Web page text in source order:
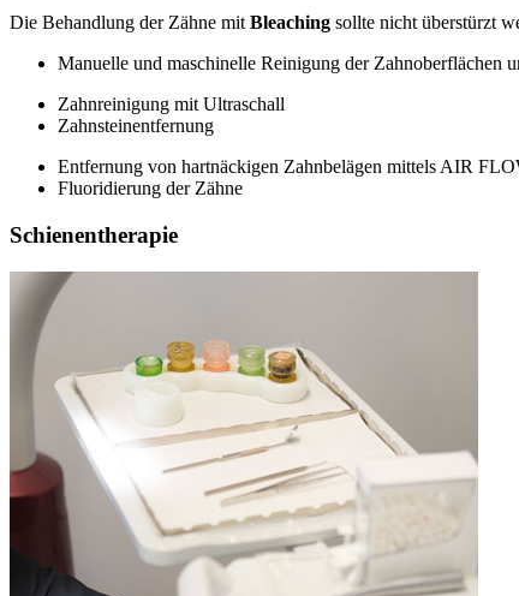
Die Behandlung der Zähne mit Bleaching sollte nicht überstürzt
Manuelle und maschinelle Reinigung der Zahnoberflächen
Zahnreinigung mit Ultraschall
Zahnsteinentfernung
Entfernung von hartnäckigen Zahnbelägen mittels AIR
Fluoridierung der Zähne
Schienentherapie